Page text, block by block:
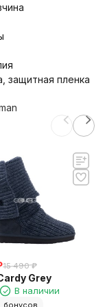
защитная пленка
15 490 ₽
Grey
В наличии
бонусов